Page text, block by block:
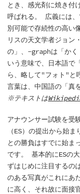
とき、感光剤に焼き付
呼ばれる。 広義には
別可能で存続性の高
リスの天文学者ジョ
の」、-graphは「かく
いう意味で、日本語
ら、略して"フォト"と
言葉は、中国語の「真
※テキストは
アナウンサー試験を受
（ES）の提出から始
との勝負はすでに始ま
です。 基本的にESの
ずはじめに注目するの
のある写真がこれにあ
に高く、それ故に面接